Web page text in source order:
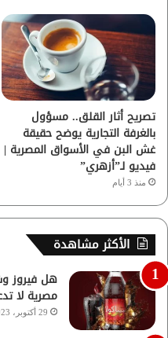
تصريح أثار القلق.. مسؤول
بالغرفة التجارية يوضح حقيقة
غش البن في الأسواق المصرية |
فيديو لـ”أزهري”
منذ 3 أيام
الأكثر مشاهدة
هل فيروز
مصرية لا
29 أكتوبر، 2023